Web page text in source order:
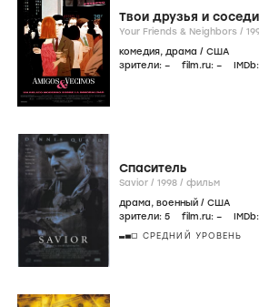
Твои друзья и соседи
Your Friends & Neighbors /
комедия, драма / США
зрители: – film.ru: – IMDb:
Спаситель
Savior / 1998 / фильм
драма, военный / США
зрители: 5 film.ru: – IMDb:
СРЕДНИЙ УРОВЕНЬ